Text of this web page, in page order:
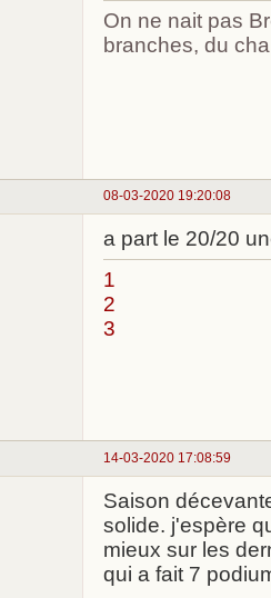
On ne nait pas
branches, du
08-03-2020 19:20:08
a part le 20/20
1
2
3
14-03-2020 17:08:59
Saison
solide. j'espère
mieux sur les
qui a fait 7